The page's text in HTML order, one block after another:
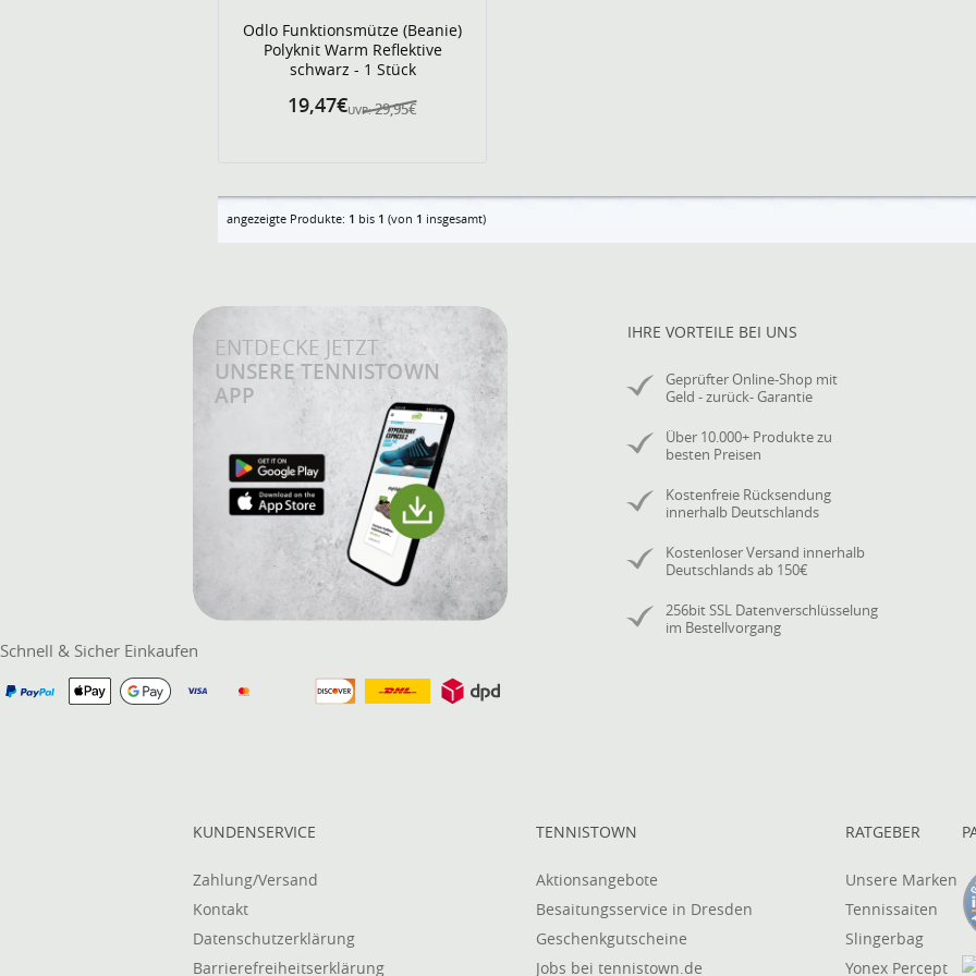
Odlo Funktionsmütze (Beanie)
Polyknit Warm Reflektive
schwarz - 1 Stück
UVP: 29,95€
19,47€
angezeigte Produkte: 1 bis 1 (von 1 insgesamt)
ENTDECKE JETZT
UNSERE TENNISTOWN
APP
IHRE VORTEILE BEI UNS
Geprüfter Online-Shop mit
Geld - zurück- Garantie
Über 10.000+ Produkte zu
besten Preisen
Kostenfreie Rücksendung
innerhalb Deutschlands
Kostenloser Versand innerhalb
Deutschlands ab 150€
256bit SSL Datenverschlüsselung
im Bestellvorgang
Schnell & Sicher Einkaufen
KUNDENSERVICE
Zahlung/Versand
Kontakt
Datenschutzerklärung
Barrierefreiheitserklärung
TENNISTOWN
Aktionsangebote
Besaitungsservice in Dresden
Geschenkgutscheine
Jobs bei tennistown.de
RATGEBER
Unsere Marken
Tennissaiten
Slingerbag
Yonex Percept